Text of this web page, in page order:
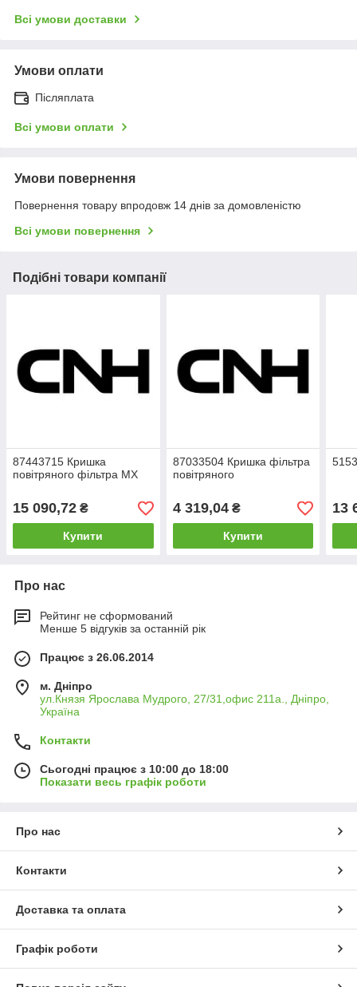
Всі умови доставки
Умови оплати
Післяплата
Всі умови оплати
Умови повернення
Повернення товару впродовж 14 днів за домовленістю
Всі умови повернення
Подібні товари компанії
87443715 Кришка
повітряного фільтра МХ
15 090,72 ₴
Купити
87033504 Кришка фільтра
повітряного
4 319,04₴
Купити
13
Про нас
Рейтинг не сформований
Менше 5 відгуків за останній рік
Працює з 26.06.2014
м. Дніпро
ул.Князя Ярослава Мудрого, 27/31,офис 211а., Дніпро,
Україна
Контакти
Сьогодні працює з 10:00 до 18:00
Показати весь графік роботи
Про нас
Контакти
Доставка та оплата
Графік роботи